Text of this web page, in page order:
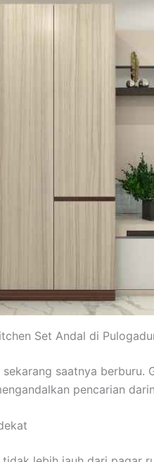
Set Andal di
saatnya berburu.
pencarian